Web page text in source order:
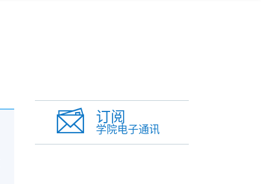
订阅
学院电子通讯